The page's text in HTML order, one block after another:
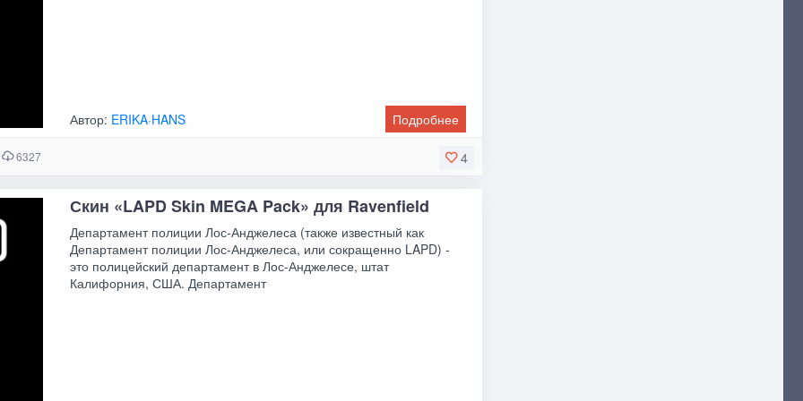
Автор: ERIKA·HANS Подробнее
4
6327
Скин «LAPD Skin MEGA Pack» для Ravenfield
Департамент полиции Лос-Анджелеса (также известный как
Департамент полиции Лос-Анджелеса, или сокращенно LAPD) -
это полицейский департамент в Лос-Анджелесе, штат
Калифорния, США. Департамент